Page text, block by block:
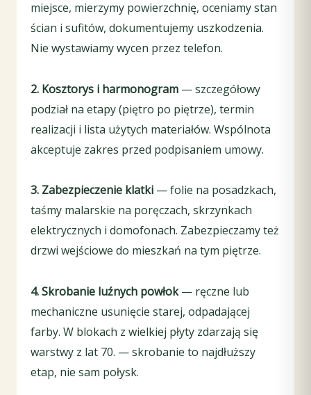
miejsce, mierzymy powierzchnię, oceniamy stan
ścian i sufitów, dokumentujemy uszkodzenia.
Nie wystawiamy wycen przez telefon.
2. Kosztorys i harmonogram — szczegółowy
podział na etapy (piętro po piętrze), termin
realizacji i lista użytych materiałów. Wspólnota
akceptuje zakres przed podpisaniem umowy.
3. Zabezpieczenie klatki — folie na posadzkach,
taśmy malarskie na poręczach, skrzynkach
elektrycznych i domofonach. Zabezpieczamy też
drzwi wejściowe do mieszkań na tym piętrze.
4. Skrobanie luźnych powłok— ręczne lub
mechaniczne usunięcie starej, odpadającej
farby. W blokach z wielkiej płyty zdarzają się
warstwy z lat 70. — skrobanie to najdłuższy
etap, nie sam połysk.